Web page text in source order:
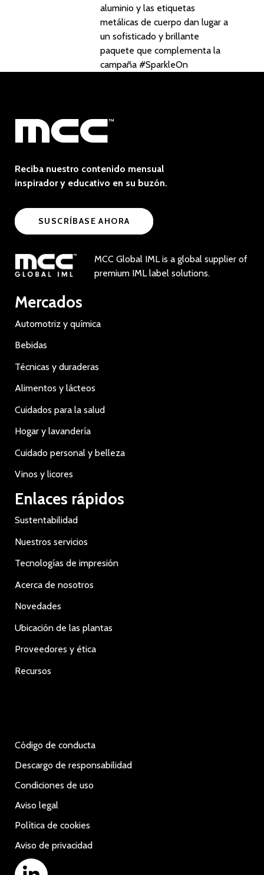
aluminio y las etiquetas
metálicas de cuerpo dan lugar a
un sofisticado y brillante
paquete que complementa la
campaña #SparkleOn
Reciba nuestro contenido mensual
inspirador y educativo en su buzón.
SUSCRÍBASE AHORA
MCC Global IML is a global supplier of
premium IML label solutions.
Mercados
Automotriz y química
Bebidas
Técnicas y duraderas
Alimentos y lácteos
Cuidados para la salud
Hogar y lavandería
Cuidado personal y belleza
Vinos y licores
Enlaces rápidos
Sustentabilidad
Nuestros servicios
Tecnologías de impresión
Acerca de nosotros
Novedades
Ubicación de las plantas
Proveedores y ética
Recursos
Código de conducta
Descargo de responsabilidad
Condiciones de uso
Aviso legal
Política de cookies
Aviso de privacidad